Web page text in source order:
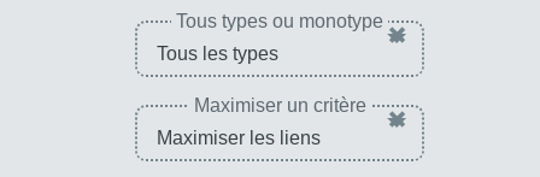
Tous types ou monotype ×
Maximiser un critère ×